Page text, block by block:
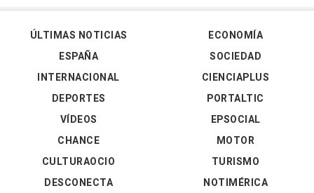
ÚLTIMAS NOTICIAS
ESPAÑA
INTERNACIONAL
DEPORTES
VÍDEOS
ECONOMÍA
SOCIEDAD
CIENCIAPLUS
PORTALTIC
EPSOCIAL
CHANCE
CULTURAOCIO
DESCONECTA
MOTOR
TURISMO
NOTIMÉRICA